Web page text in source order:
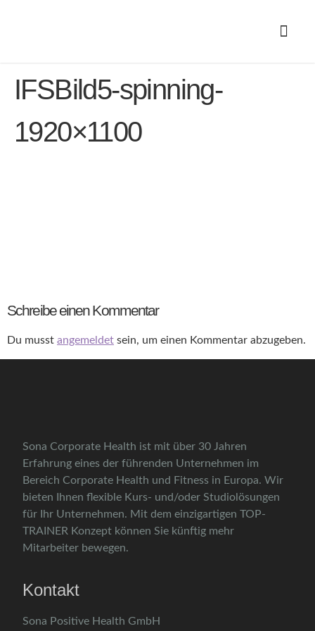
IFSBild5-spinning-
1920×1100
Schreibe einen Kommentar
Du musst angemeldet sein, um einen Kommentar abzugeben.
Sona Corporate Health ist mit über 30 Jahren
Erfahrung eines der führenden Unternehmen im
Bereich Corporate Health und Fitness in Europa. Wir
bieten Ihnen flexible Kurs- und/oder Studiolösungen
für Ihr Unternehmen. Mit dem einzigartigen TOP-
TRAINER Konzept können Sie künftig mehr
Mitarbeiter bewegen.
Kontakt
Sona Positive Health GmbH